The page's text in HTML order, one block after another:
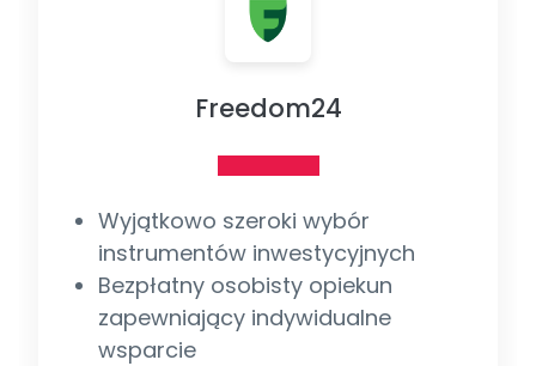
Freedom24
Wyjątkowo szeroki wybór
instrumentów inwestycyjnych
Bezpłatny osobisty opiekun
zapewniający indywidualne
wsparcie